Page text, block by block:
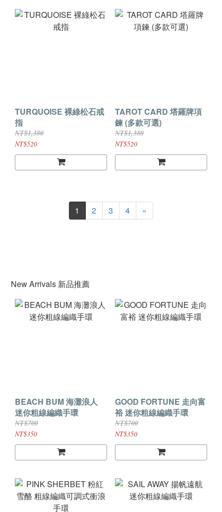
TURQUOISE 裸綠松石戒
指
NT$1,380
NT$520
TAROT CARD 塔羅牌項
鍊 (多款可選)
NT$1,380
NT$520
1 2 3 4 »
New Arrivals 新品推薦
BEACH BUM 海灘浪人
迷你粗線編織手環
NT$700
NT$350
GOOD FORTUNE 走向富
裕 迷你粗線編織手環
NT$700
NT$350